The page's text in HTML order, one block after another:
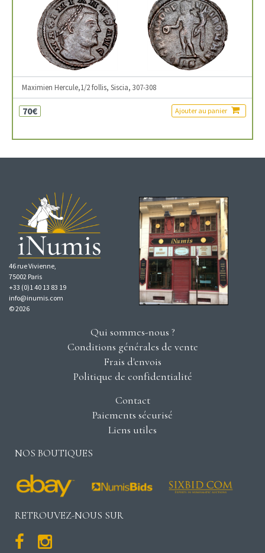
Maximien Hercule,1/2 follis, Siscia, 307-308
70€ Ajouter au panier
46 rue Vivienne,
75002 Paris
+33 (0)1 40 13 83 19
info@inumis.com
© 2026
Qui sommes-nous ?
Conditions générales de vente
Frais d'envois
Politique de confidentialité
Contact
Paiements sécurisé
Liens utiles
NOS BOUTIQUES
RETROUVEZ-NOUS SUR